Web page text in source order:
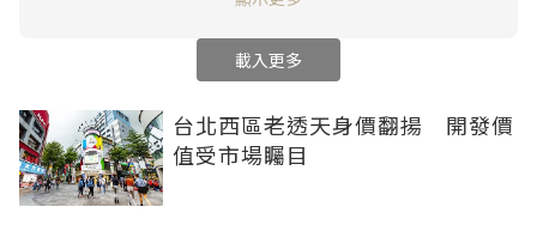
載入更多
台北西區老透天身價翻揚 開發價
值受市場矚目